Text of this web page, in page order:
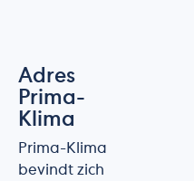
Adres
Prima-
Klima
Prima-Klima
bevindt zich